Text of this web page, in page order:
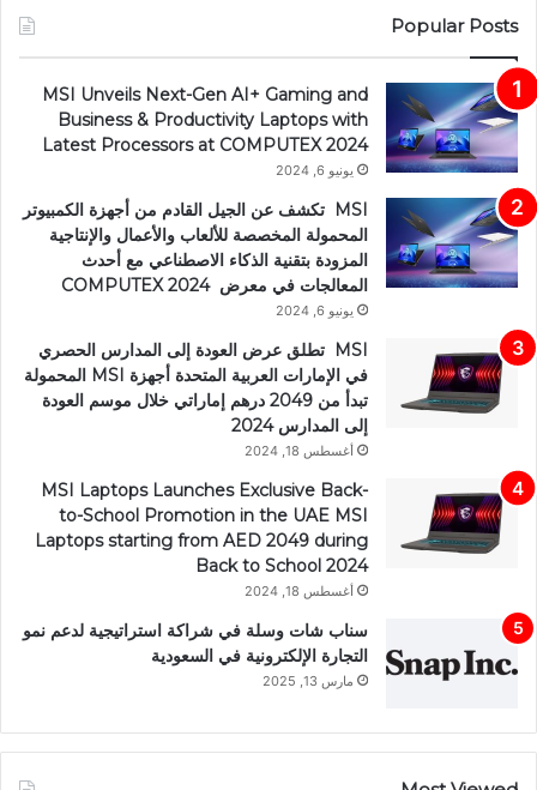
Popular Posts
MSI Unveils Next-Gen AI+ Gaming and
Business & Productivity Laptops with
Latest Processors at COMPUTEX 2024
يونيو 6, 2024
MSI تكشف عن الجيل القادم من أجهزة الكمبيوتر
المحمولة المخصصة للألعاب والأعمال والإنتاجية
المزودة بتقنية الذكاء الاصطناعي مع أحدث
المعالجات في معرض COMPUTEX 2024
يونيو 6, 2024
MSI تطلق عرض العودة إلى المدارس الحصري
في الإمارات العربية المتحدة أجهزة MSI المحمولة
تبدأ من 2049 درهم إماراتي خلال موسم العودة
إلى المدارس 2024
أغسطس 18, 2024
MSI Laptops Launches Exclusive Back-
to-School Promotion in the UAE MSI
Laptops starting from AED 2049 during
Back to School 2024
أغسطس 18, 2024
سناب شات وسلة في شراكة استراتيجية لدعم نمو
التجارة الإلكترونية في السعودية
مارس 13, 2025